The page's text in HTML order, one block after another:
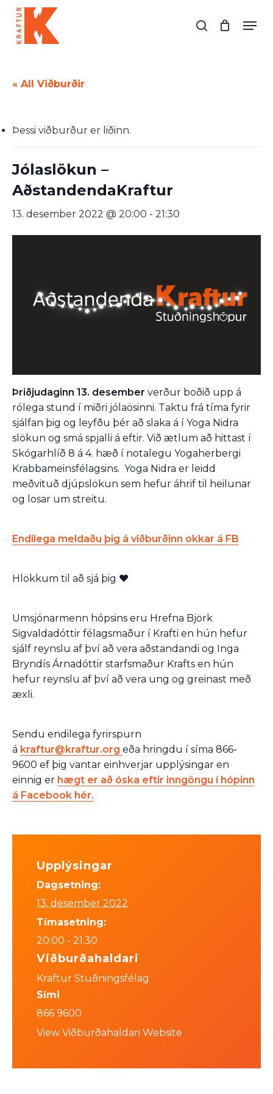
Skip
main
search
« All Viðburðir
Þessi viðburður er liðinn.
Jólaslökun –
AðstandendaKraftur
13. desember 2022 @ 20:00 - 21:30
Þriðjudaginn 13. desember verður boðið upp á
rólega stund í miðri jólaösinni. Taktu frá tíma fyrir
sjálfan þig og leyfðu þér að slaka á í Yoga Nidra
slökun og smá spjalli á eftir. Við ætlum að hittast í
Skógarhlíð 8 á 4. hæð í notalegu Yogaherbergi
Krabbameinsfélagsins. Yoga Nidra er leidd
meðvituð djúpslökun sem hefur áhrif til heilunar
og losar um streitu.
Endilega meldaðu þig á viðburðinn okkar á FB
Hlökkum til að sjá þig ❤
Umsjónarmenn hópsins eru Hrefna Björk
Sigvaldadóttir félagsmaður í Krafti en hún hefur
sjálf reynslu af því að vera aðstandandi og Inga
Bryndís Árnadóttir starfsmaður Krafts en hún
hefur reynslu af því að vera ung og greinast með
æxli.
Sendu endilega fyrirspurn
á kraftur@kraftur.org eða hringdu í síma 866-
9600 ef þig vantar einhverjar upplýsingar en
einnig er hægt er að óska eftir inngöngu í hópinn
á Facebook hér.
Upplýsingar
Dagsetning:
13. desember 2022
Tímasetning:
20:00 - 21:30
Viðburðahaldari
Kraftur Stuðningsfélag
Sími
866 9600
View Viðburðahaldari Website